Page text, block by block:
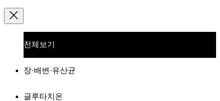
전체보기
장·배변·유산균
글루타치온